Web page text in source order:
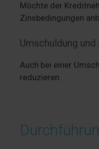
Möchte der
Zinsbedingungen
Umschuldung
Auch bei einer
reduzieren.